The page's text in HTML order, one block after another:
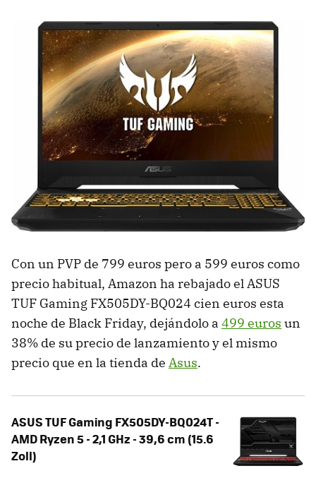
Con un PVP de 799 euros pero a 599 euros como
precio habitual, Amazon ha rebajado el ASUS
TUF Gaming FX505DY-BQ024 cien euros esta
noche de Black Friday, dejándolo a 499 euros un
38% de su precio de lanzamiento y el mismo
precio que en la tienda de Asus.
ASUS TUF Gaming FX505DY-BQ024T -
AMD Ryzen 5 - 2,1 GHz - 39,6 cm (15.6
Zoll)